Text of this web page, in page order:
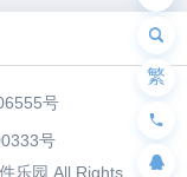
号
号
乐园 All Rights
繁